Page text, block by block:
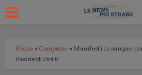
Home » Computer » Manifesti in sangue
Resident Evil 6